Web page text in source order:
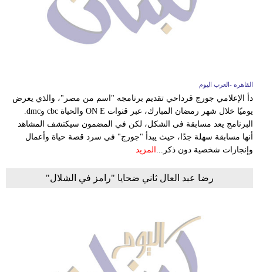
القاهره -العرب اليوم
دأ الإعلامي جورج قرداحي تقديم برنامجه "اسم من مصر"، والذي يعرض
يوميًا خلال شهر رمضان المبارك، عبر قنوات ON E والحياة cbc وdmc.
البرنامج يعد مسابقة فى الشكل، لكن في المضمون سيكتشف المشاهد
أنها مسابقة سهلة جدًا، حيث يبدأ "جورج" في سرد قصة حياة وأعمال
وإنجازات شخصية دون ذكر...
المزيد
رضا عبد العال ثاني ضحايا "رامز في الشلال"